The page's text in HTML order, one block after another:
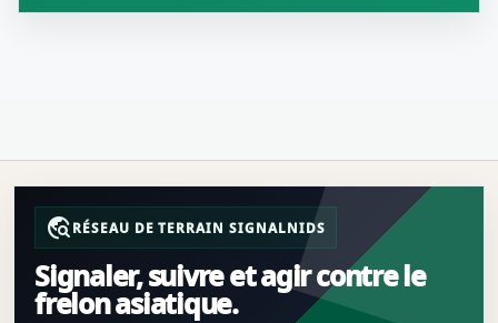
travel_exploreRÉSEAU DE TERRAIN SIGNALNIDS
Signaler, suivre et agir contre le
frelon asiatique.